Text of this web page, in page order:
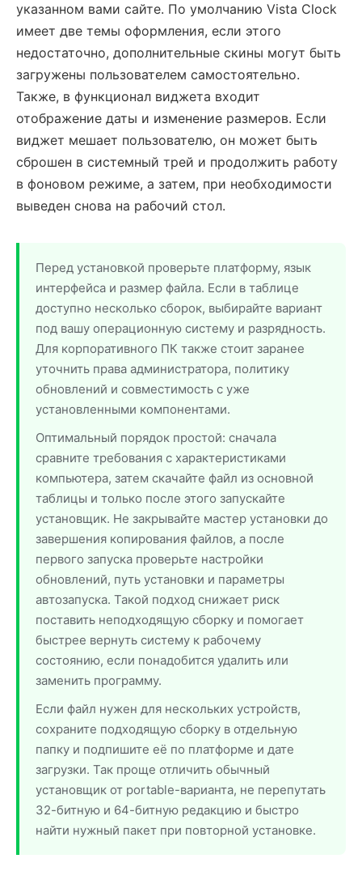
указанном вами сайте. По умолчанию Vista Clock
имеет две темы оформления, если этого
недостаточно, дополнительные скины могут быть
загружены пользователем самостоятельно.
Также, в функционал виджета входит
отображение даты и изменение размеров. Если
виджет мешает пользователю, он может быть
сброшен в системный трей и продолжить работу
в фоновом режиме, а затем, при необходимости
выведен снова на рабочий стол.
Перед установкой проверьте платформу, язык
интерфейса и размер файла. Если в таблице
доступно несколько сборок, выбирайте вариант
под вашу операционную систему и разрядность.
Для корпоративного ПК также стоит заранее
уточнить права администратора, политику
обновлений и совместимость с уже
установленными компонентами.
Оптимальный порядок простой: сначала
сравните требования с характеристиками
компьютера, затем скачайте файл из основной
таблицы и только после этого запускайте
установщик. Не закрывайте мастер установки до
завершения копирования файлов, а после
первого запуска проверьте настройки
обновлений, путь установки и параметры
автозапуска. Такой подход снижает риск
поставить неподходящую сборку и помогает
быстрее вернуть систему к рабочему
состоянию, если понадобится удалить или
заменить программу.
Если файл нужен для нескольких устройств,
сохраните подходящую сборку в отдельную
папку и подпишите её по платформе и дате
загрузки. Так проще отличить обычный
установщик от portable-варианта, не перепутать
32-битную и 64-битную редакцию и быстро
найти нужный пакет при повторной установке.